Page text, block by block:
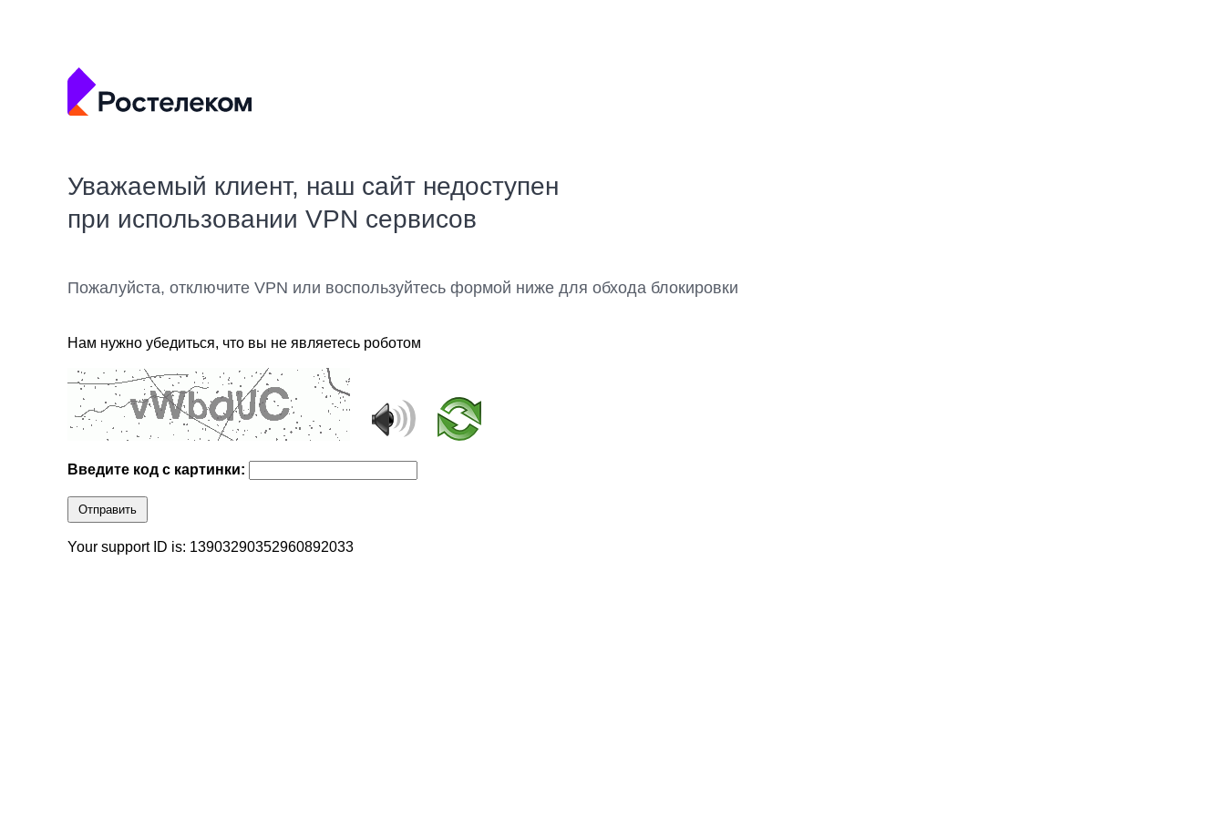
Уважаемый клиент, наш сайт недоступен
при использовании VPN сервисов
Пожалуйста, отключите VPN или воспользуйтесь формой ниже для обхода блокировки
Нам нужно убедиться, что вы не являетесь роботом
Введите код с картинки:
Отправить
Your support ID is: 13903290352960892033